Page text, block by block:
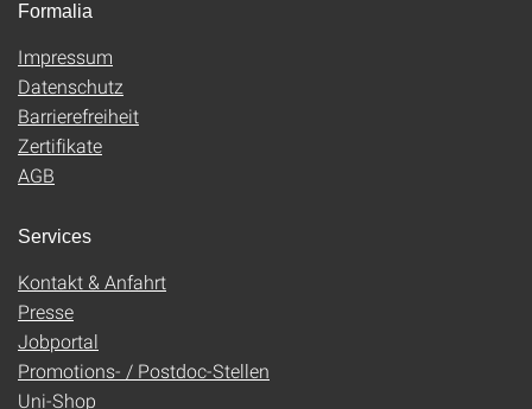
Formalia
Impressum
Datenschutz
Barrierefreiheit
Zertifikate
AGB
Services
Kontakt & Anfahrt
Presse
Jobportal
Promotions- / Postdoc-Stellen
Uni-Shop